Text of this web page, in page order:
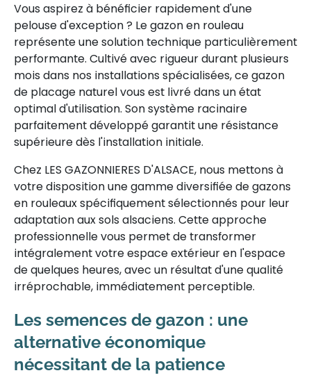
Vous aspirez à bénéficier rapidement d'une
pelouse d'exception ? Le gazon en rouleau
représente une solution technique particulièrement
performante. Cultivé avec rigueur durant plusieurs
mois dans nos installations spécialisées, ce gazon
de placage naturel vous est livré dans un état
optimal d'utilisation. Son système racinaire
parfaitement développé garantit une résistance
supérieure dès l'installation initiale.
Chez LES GAZONNIERES D'ALSACE, nous mettons à
votre disposition une gamme diversifiée de gazons
en rouleaux spécifiquement sélectionnés pour leur
adaptation aux sols alsaciens. Cette approche
professionnelle vous permet de transformer
intégralement votre espace extérieur en l'espace
de quelques heures, avec un résultat d'une qualité
irréprochable, immédiatement perceptible.
Les semences de gazon : une
alternative économique
nécessitant de la patience